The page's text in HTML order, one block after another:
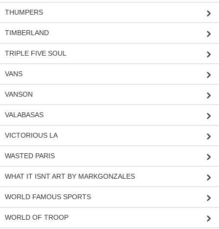
THUMPERS
TIMBERLAND
TRIPLE FIVE SOUL
VANS
VANSON
VALABASAS
VICTORIOUS LA
WASTED PARIS
WHAT IT ISNT ART BY MARKGONZALES
WORLD FAMOUS SPORTS
WORLD OF TROOP